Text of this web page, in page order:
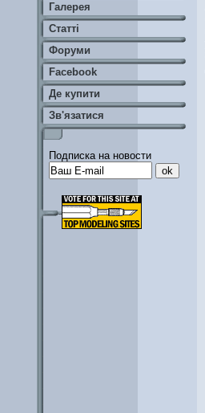
Галерея
Статті
Форуми
Facebook
Де купити
Зв'язатися
Подписка на новости